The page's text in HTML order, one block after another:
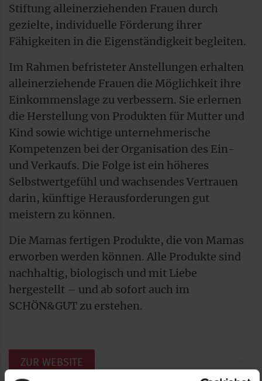
Stiftung alleinerziehenden Frauen durch
gezielte, individuelle Förderung ihrer
Fähigkeiten in die Eigenständigkeit begleiten.
Im Rahmen befristeter Anstellungen erhalten
alleinerziehende Frauen die Möglichkeit ihre
Einkommenslage zu verbessern. Sie erlernen
die Herstellung von Produkten für Mutter und
Kind sowie wichtige unternehmerische
Kompetenzen bei der Organisation des Ein-
und Verkaufs. Die Folge ist ein höheres
Selbstwertgefühl und wachsendes Vertrauen
darin, künftige Herausforderungen gut
meistern zu können.
Die Mamas fertigen Produkte, die von Mamas
erworben werden können. Alle Produkte sind
nachhaltig, biologisch und mit Liebe
hergestellt – und ab sofort auch im
SCHÖN&GUT zu erstehen.
ZUR WEBSITE